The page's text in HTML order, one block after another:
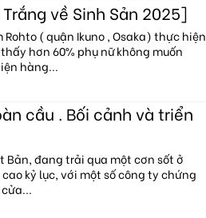
về Sinh Sản 2025]
( quận Ikuno , Osaka) thực hiện
hơn 60% phụ nữ không muốn
hàng...
cầu . Bối cảnh và triển
Bản, đang trải qua một cơn sốt ở
kỷ lục, với một số công ty chứng